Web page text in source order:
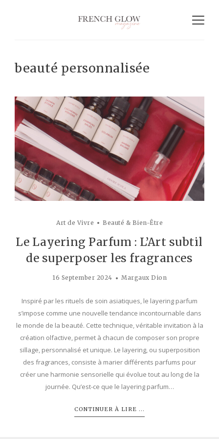
beauté personnalisée
Art de Vivre Beauté & Bien-Être
Le Layering Parfum : L’Art subtil
de superposer les fragrances
16 September 2024 Margaux Dion
Inspiré par les rituels de soin asiatiques, le layering parfum
s’impose comme une nouvelle tendance incontournable dans
le monde de la beauté. Cette technique, véritable invitation à la
création olfactive, permet à chacun de composer son propre
sillage, personnalisé et unique. Le layering, ou superposition
des fragrances, consiste à marier différents parfums pour
créer une harmonie sensorielle qui évolue tout au long de la
journée. Qu’est-ce que le layering parfum…
CONTINUER À LIRE ...